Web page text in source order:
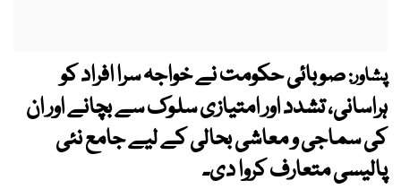
پشاور:صوبائی حکومت نے خواجہ سرا افراد کو
ہراسانی، تشدد اور امتیازی سلوک سے بچانے اور ان
کی سماجی و معاشی بحالی کے لیے جامع نئی
پالیسی متعارف کروا دی۔